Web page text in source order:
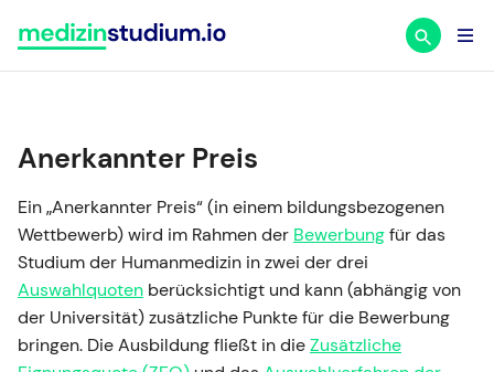
Inhalt
springen
Anerkannter Preis
Ein „Anerkannter Preis“ (in einem bildungsbezogenen
Wettbewerb) wird im Rahmen der Bewerbungfür das
Studium der Humanmedizin in zwei der drei
Auswahlquoten berücksichtigt und kann (abhängig von
der Universität) zusätzliche Punkte für die Bewerbung
bringen. Die Ausbildung fließt in dieZusätzliche